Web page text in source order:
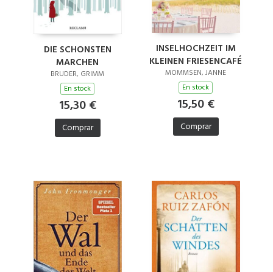
DIE SCHONSTEN
MARCHEN
BRUDER, GRIMM
En stock
15,30 €
Comprar
INSELHOCHZEIT IM
KLEINEN FRIESENCAFÉ
MOMMSEN, JANNE
En stock
15,50 €
Comprar